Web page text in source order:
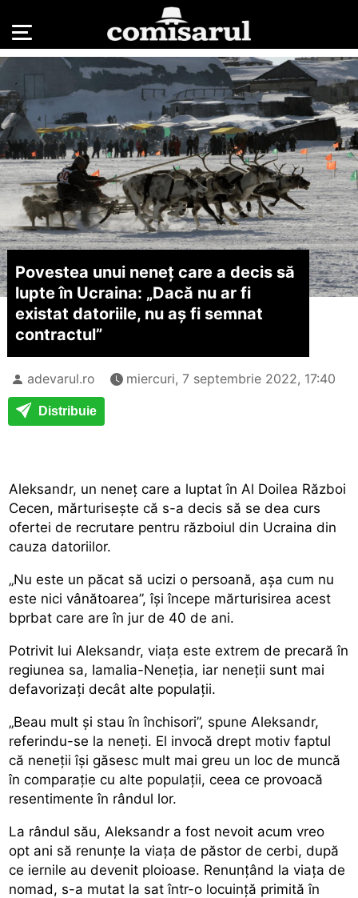
Povestea unui neneț care a decis să
lupte în Ucraina: „Dacă nu ar fi
existat datoriile, nu aș fi semnat
contractul”
adevarul.ro miercuri, 7 septembrie 2022, 17:40
Distribuie
Aleksandr, un neneț care a luptat în Al Doilea Război
Cecen, mărturisește că s-a decis să se dea curs
ofertei de recrutare pentru războiul din Ucraina din
cauza datoriilor.
„Nu este un păcat să ucizi o persoană, așa cum nu
este nici vânătoarea”, își începe mărturisirea acest
bprbat care are în jur de 40 de ani.
Potrivit lui Aleksandr, viața este extrem de precară în
regiunea sa, Iamalia-Neneția, iar neneții sunt mai
defavorizați decât alte populații.
„Beau mult și stau în închisori”, spune Aleksandr,
referindu-se la neneți. El invocă drept motiv faptul
că neneții își găsesc mult mai greu un loc de muncă
în comparație cu alte populații, ceea ce provoacă
resentimente în rândul lor.
La rândul său, Aleksandr a fost nevoit acum vreo
opt ani să renunțe la viața de păstor de cerbi, după
ce iernile au devenit ploioase. Renunțând la viața de
nomad, s-a mutat la sat într-o locuință primită în